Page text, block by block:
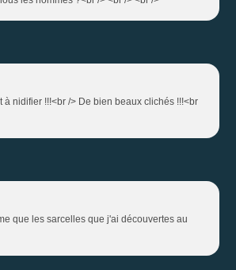
nidifier !!!<br /> De bien beaux clichés !!!<br
que les sarcelles que j'ai découvertes au